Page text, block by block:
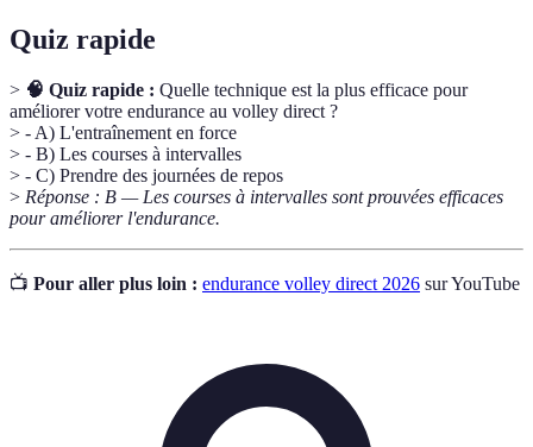
Quiz rapide
> 🧠 Quiz rapide : Quelle technique est la plus efficace pour
améliorer votre endurance au volley direct ?
> - A) L'entraînement en force
> - B) Les courses à intervalles
> - C) Prendre des journées de repos
> Réponse : B — Les courses à intervalles sont prouvées efficaces
pour améliorer l'endurance.
📺 Pour aller plus loin : endurance volley direct 2026 sur YouTube